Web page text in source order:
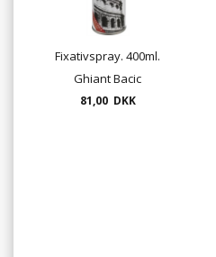
Fixativspray. 400ml.
Ghiant Bacic
81,00 DKK